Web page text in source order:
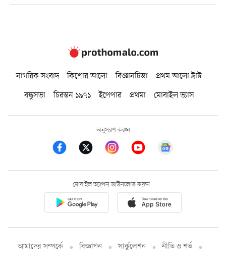
নাগরিক সংবাদ কিশোর আলো বিজ্ঞানচিন্তা
প্রথম আলো ট্রাস্ট
বন্ধুসভা
চিরন্তন ১৯৭১ ইপেপার প্রথমা মোবাইল ভ্যাস
অনুসরণ করুন
মোবাইল অ্যাপস ডাউনলোড করুন
আমাদের সম্পর্কে বিজ্ঞাপন সার্কুলেশন নীতি ও শর্ত